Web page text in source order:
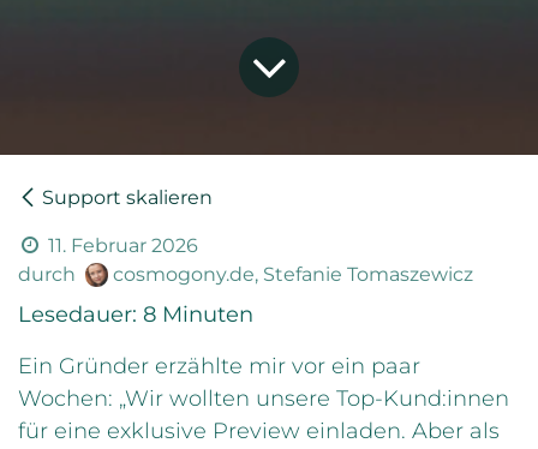
Support skalieren
11. Februar 2026
durch
cosmogony.de, Stefanie Tomaszewicz
Lesedauer: 8 Minuten
Ein Gründer erzählte mir vor ein paar
Wochen: „Wir wollten unsere Top-Kund:innen
für eine exklusive Preview einladen. Aber als